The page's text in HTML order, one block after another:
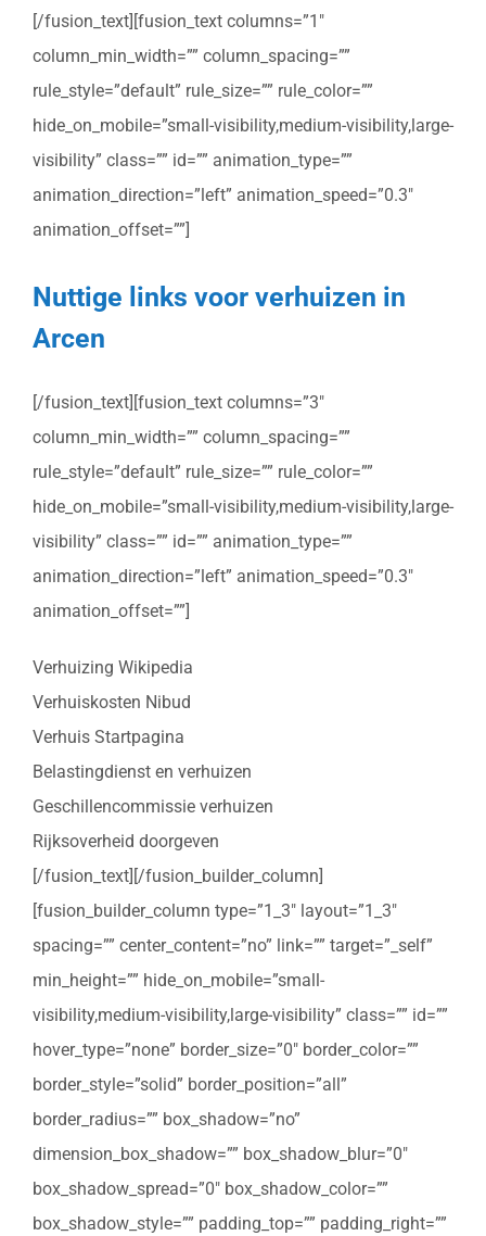
[/fusion_text][fusion_text columns=”1″
column_min_width=”” column_spacing=””
rule_style=”default” rule_size=”” rule_color=””
hide_on_mobile=”small-visibility,medium-visibility,large-
visibility” class=”” id=”” animation_type=””
animation_direction=”left” animation_speed=”0.3″
animation_offset=””]
Nuttige links voor verhuizen in
Arcen
[/fusion_text][fusion_text columns=”3″
column_min_width=”” column_spacing=””
rule_style=”default” rule_size=”” rule_color=””
hide_on_mobile=”small-visibility,medium-visibility,large-
visibility” class=”” id=”” animation_type=””
animation_direction=”left” animation_speed=”0.3″
animation_offset=””]
Verhuizing Wikipedia
Verhuiskosten Nibud
Verhuis Startpagina
Belastingdienst en verhuizen
Geschillencommissie verhuizen
Rijksoverheid doorgeven
[/fusion_text][/fusion_builder_column]
[fusion_builder_column type=”1_3″ layout=”1_3″
spacing=”” center_content=”no” link=”” target=”_self”
min_height=”” hide_on_mobile=”small-
visibility,medium-visibility,large-visibility” class=”” id=””
hover_type=”none” border_size=”0″ border_color=””
border_style=”solid” border_position=”all”
border_radius=”” box_shadow=”no”
dimension_box_shadow=”” box_shadow_blur=”0″
box_shadow_spread=”0″ box_shadow_color=””
box_shadow_style=”” padding_top=”” padding_right=””